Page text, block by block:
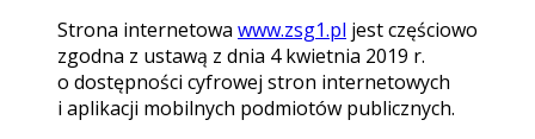
Strona internetowa www.zsg1.pl jest częściowo
zgodna z ustawą z dnia 4 kwietnia 2019 r.
o dostępności cyfrowej stron internetowych
i aplikacji mobilnych podmiotów publicznych.